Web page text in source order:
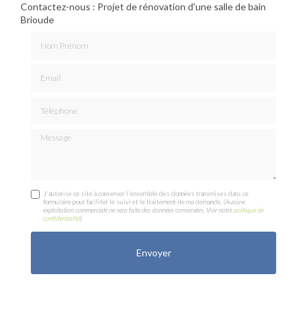
Contactez-nous : Projet de rénovation d'une salle de bain
Brioude
Message
J'autorise ce site à conserver l'ensemble des données transmises dans ce
formulaire pour faciliter le suivi et le traitement de ma demande.(Aucune
exploitation commerciale ne sera faite des données conservées. Voir notrepolitique de
confidentialité)